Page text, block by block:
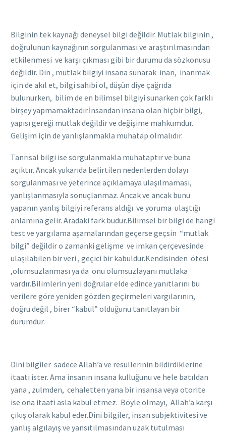
Bilginin tek kaynağı deneysel bilgi değildir. Mutlak bilginin ,
doğrulunun kaynağının sorgulanması ve araştırılmasından
etkilenmesi ve karşı çıkması gibi bir durumu da sözkonusu
değildir. Din , mutlak bilgiyi insana sunarak inan, inanmak
için de akıl et, bilgi sahibi ol, düşün diye çağrıda
bulunurken, bilim de en bilimsel bilgiyi sunarken çok farklı
birşey yapmamaktadır.İnsandan insana olan hiçbir bilgi,
yapısı gereği mutlak değildir ve değişime mahkumdur.
Gelişim için de yanlışlanmakla muhatap olmalıdır.
Tanrısal bilgi ise sorgulanmakla muhataptır ve buna
açıktır. Ancak yukarıda belirtilen nedenlerden dolayı
sorgulanması ve yeterince açıklamaya ulaşılmaması,
yanlışlanmasıyla sonuçlanmaz. Ancak ve ancak bunu
yapanın yanlış bilgiyi referans aldığı ve yoruma ulaştığı
anlamına gelir. Aradaki fark budur.Bilimsel bir bilgi de hangi
test ve yargılama aşamalarından geçerse geçsin “mutlak
bilgi” değildir o zamanki gelişme ve imkan çerçevesinde
ulaşılabilen bir veri , geçici bir kabuldur.Kendisinden ötesi
,olumsuzlanması ya da onu olumsuzlayanı mutlaka
vardır.Bilimlerin yeni doğrular elde edince yanıtlarını bu
verilere göre yeniden gözden geçirmeleri vargılarının,
doğru değil , birer “kabul” olduğunu tanıtlayan bir
durumdur.
Dini bilgiler sadece Allah’a ve resullerinin bildirdiklerine
itaati ister. Ama insanın insana kulluğunu ve hele batıldan
yana , zulmden, cehaletten yana bir insansa veya otorite
ise ona itaati asla kabul etmez. Böyle olmayı, Allah’a karşı
çıkış olarak kabul eder.Dini bilgiler, insan subjektivitesi ve
yanlış algılayış ve yansıtılmasından uzak tutulması